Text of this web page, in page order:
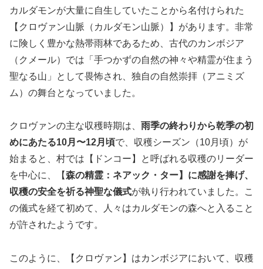
カルダモンが大量に自生していたことから名付けられた
【クロヴァン山脈（カルダモン山脈）】があります。非常
に険しく豊かな熱帯雨林であるため、古代のカンボジア
（クメール）では「手つかずの自然の神々や精霊が住まう
聖なる山」として畏怖され、独自の自然崇拝（アニミズ
ム）の舞台となっていました。
クロヴァンの主な収穫時期は、 雨季の終わりから乾季の初
めにあたる10月〜12月頃で、収穫シーズン（10月頃）が
始まると、村では【ドンコー】と呼ばれる収穫のリーダー
を中心に、【森の精霊：ネアック・ター】に感謝を捧げ、
収穫の安全を祈る神聖な儀式が執り行われていました。こ
の儀式を経て初めて、人々はカルダモンの森へと入ること
が許されたようです。
このように、【クロヴァン】はカンボジアにおいて、収穫